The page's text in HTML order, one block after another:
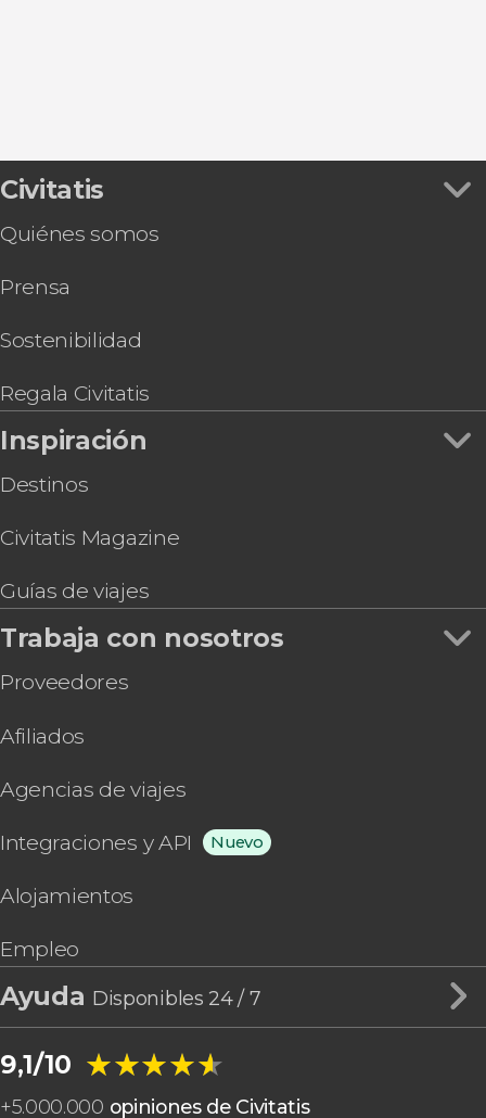
Civitatis
Quiénes somos
Prensa
Sostenibilidad
Regala Civitatis
Inspiración
Destinos
Civitatis Magazine
Guías de viajes
Trabaja con nosotros
Proveedores
Afiliados
Agencias de viajes
Integraciones y API Nuevo
Alojamientos
Empleo
Ayuda Disponibles 24 / 7
9,1/10 ★★★★★
★★★★★
+5.000.000 opiniones de Civitatis